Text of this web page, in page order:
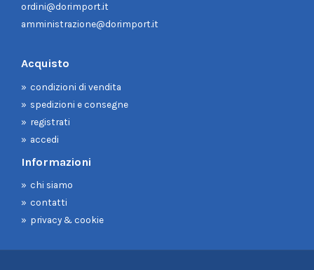
ordini@dorimport.it
amministrazione@dorimport.it
Acquisto
condizioni di vendita
spedizioni e consegne
registrati
accedi
Informazioni
chi siamo
contatti
privacy & cookie